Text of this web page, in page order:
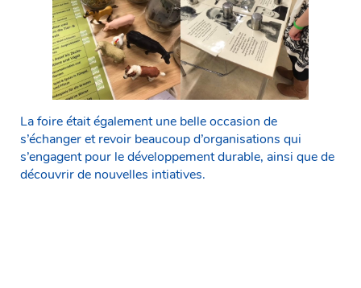
La foire était également une belle occasion de
s’échanger et revoir beaucoup d’organisations qui
s’engagent pour le développement durable, ainsi que de
découvrir de nouvelles intiatives.